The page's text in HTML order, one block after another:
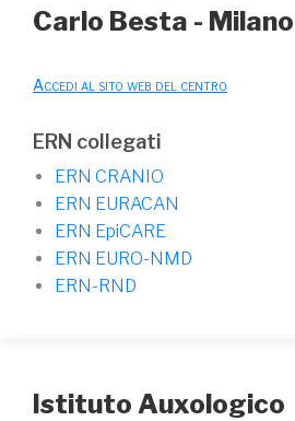
Carlo Besta - Milano
Accedi al sito web del centro
ERN collegati
ERN CRANIO
ERN EURACAN
ERN EpiCARE
ERN EURO-NMD
ERN-RND
Istituto Auxologico